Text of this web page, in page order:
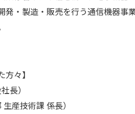
発・製造・販売を行う通信機器
方々】
長）
産技術課 係長）